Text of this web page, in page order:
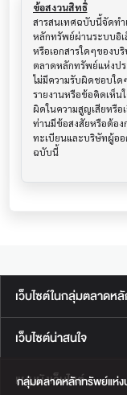
กลุ่มตลาดหลักทรัพย์แห่ง
ข้อสงวนสิทธิ์
สารสนเทศฉบับนี้จัดท
หลักทรัพย์ผ่านระบบอิเ
หรือเอกสารใดๆของ
ตลาดหลักทรัพย์แห่งป
ไม่มีความรับผิดชอบใด
รายงานหรือข้อคิดเห็น
ผิดในความสูญเสียหรือ
ท่านมีข้อสงสัยหรือต้อง
ทะเบียนและบริษัทผู้อ
ฉบับนี้
เว็บไซต์ในกลุ่มตลาดห
เว็บไซต์น่าสนใจ
แผนผังเว็บไซต์